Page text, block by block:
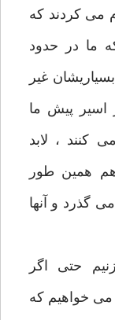
می کردند که
ما در حدود
غیر
اسیر پیش ما
کنند ، لابد
همین طور
گذرد و آنها
حتی اگر
می خواهیم که